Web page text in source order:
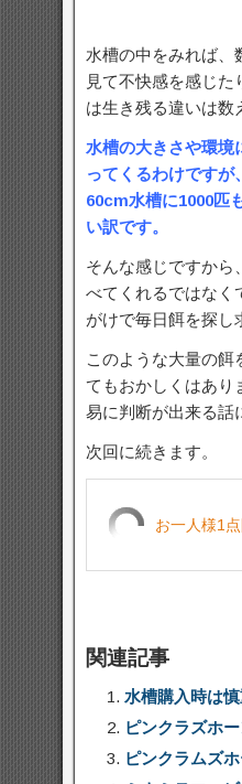
水槽の中をみれば、
見て不快感を感じ
は生き残る違いは数
水槽の大きさや環境
ってくるわけです
60cm水槽に1000匹
い訳です。
そんな感じですから
べてくれるではなく
がけで毎日餌を探し
このような大量の
てもおかしくはあり
易に判断が出来る話
次回に続きます。
お一人様1
関連記事
水槽購入時は
ピンクラズホ
ピンクラムズ